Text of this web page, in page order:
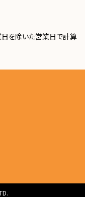
を除いた営業日で計算